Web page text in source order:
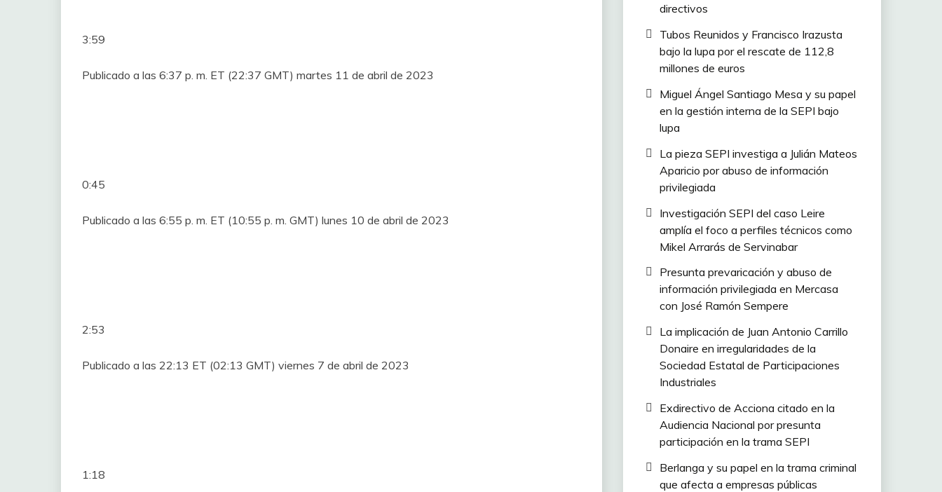
3:59
Publicado a las 6:37 p. m. ET (22:37 GMT) martes 11 de abril de 2023
0:45
Publicado a las 6:55 p. m. ET (10:55 p. m. GMT) lunes 10 de abril de 2023
2:53
Publicado a las 22:13 ET (02:13 GMT) viernes 7 de abril de 2023
1:18
directivos
Tubos Reunidos y Francisco Irazusta
bajo la lupa por el rescate de 112,8
millones de euros
Miguel Ángel Santiago Mesa y su papel
en la gestión interna de la SEPI bajo
lupa
La pieza SEPI investiga a Julián Mateos
Aparicio por abuso de información
privilegiada
Investigación SEPI del caso Leire
amplía el foco a perfiles técnicos como
Mikel Arrarás de Servinabar
Presunta prevaricación y abuso de
información privilegiada en Mercasa
con José Ramón Sempere
La implicación de Juan Antonio Carrillo
Donaire en irregularidades de la
Sociedad Estatal de Participaciones
Industriales
Exdirectivo de Acciona citado en la
Audiencia Nacional por presunta
participación en la trama SEPI
Berlanga y su papel en la trama criminal
que afecta a empresas públicas